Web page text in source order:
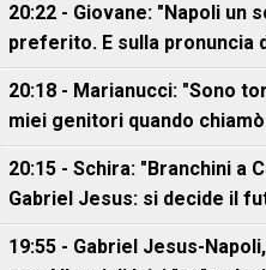
20:22 - Giovane: "Napoli un
preferito. E sulla pronuncia
20:18 - Marianucci: "Sono
miei genitori quando chiamò
20:15 - Schira: "Branchini a
Gabriel Jesus: si decide il
19:55 - Gabriel Jesus-